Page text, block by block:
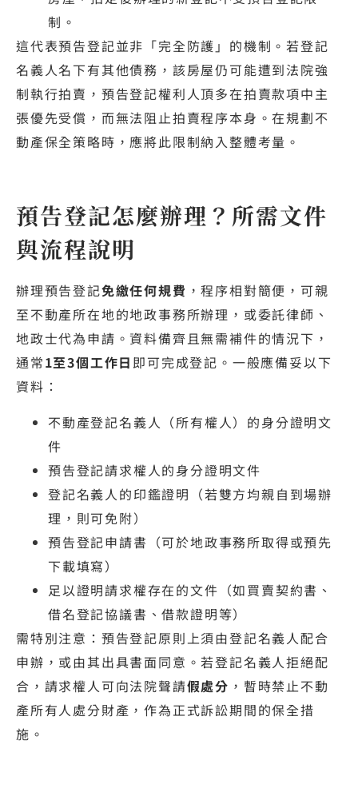
制。
這代表預告登記並非「完全防護」的機制。若登記
名義人名下有其他債務，該房屋仍可能遭到法院強
制執行拍賣，預告登記權利人頂多在拍賣款項中主
張優先受償，而無法阻止拍賣程序本身。在規劃不
動產保全策略時，應將此限制納入整體考量。
預告登記怎麼辦理？所需文件
與流程說明
辦理預告登記免繳任何規費 ，程序相對簡便，可親
至不動產所在地的地政事務所辦理，或委託律師、
地政士代為申請。資料備齊且無需補件的情況下，
通常1至3個工作日 即可完成登記。一般應備妥以下
資料：
不動產登記名義人（所有權人）的身分證明文
件
預告登記請求權人的身分證明文件
登記名義人的印鑑證明（若雙方均親自到場辦
理，則可免附）
預告登記申請書（可於地政事務所取得或預先
下載填寫）
足以證明請求權存在的文件（如買賣契約書、
借名登記協議書、借款證明等）
需特別注意：預告登記原則上須由登記名義人配合
申辦，或由其出具書面同意。若登記名義人拒絕配
合，請求權人可向法院聲請假處分 ，暫時禁止不動
產所有人處分財產，作為正式訴訟期間的保全措
施。